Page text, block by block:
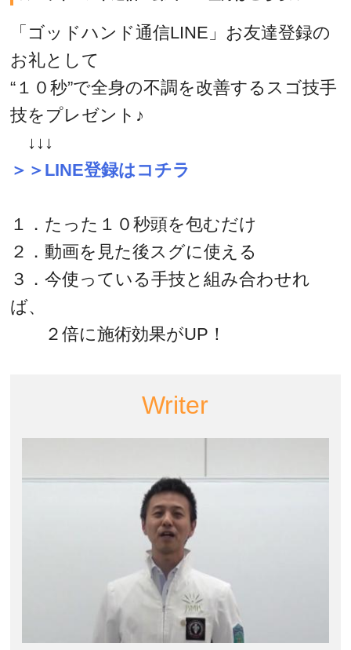
「ゴッドハンド通信LINE」お友達登録の
お礼として
“１０秒”で全身の不調を改善するスゴ技手
技をプレゼント♪
↓↓↓
＞＞LINE登録はコチラ
１．たった１０秒頭を包むだけ
２．動画を見た後スグに使える
３．今使っている手技と組み合わせれ
ば、
２倍に施術効果がUP！
Writer